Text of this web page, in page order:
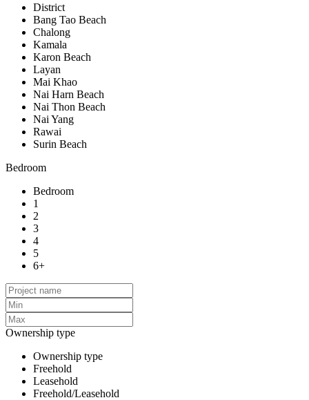
District
Bang Tao Beach
Chalong
Kamala
Karon Beach
Layan
Mai Khao
Nai Harn Beach
Nai Thon Beach
Nai Yang
Rawai
Surin Beach
Bedroom
Bedroom
1
2
3
4
5
6+
Ownership type
Ownership type
Freehold
Leasehold
Freehold/Leasehold